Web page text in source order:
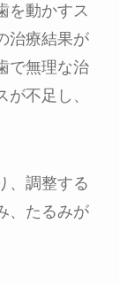
を動かすス
治療結果が
で無理な治
不足し、
、調整する
、たるみが